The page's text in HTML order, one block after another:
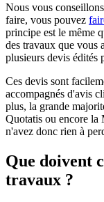
Nous vous
faire, vous pouvez
principe est le même
des travaux que vous
plusieurs devis édités
Ces devis sont
accompagnés d'avis
plus, la grande
Quotatis ou encore la
n'avez donc rien à
Que doivent
travaux ?